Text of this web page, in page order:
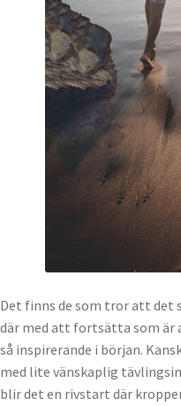
Det finns de som tror att det
där med att fortsätta som är
så inspirerande i början.
med lite vänskaplig
blir det en rivstart där